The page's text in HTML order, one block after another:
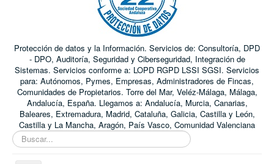
Protección de datos y la Información. Servicios de: Consultoría, DPD
- DPO, Auditoría, Seguridad y Ciberseguridad, Integración de
Sistemas. Servicios conforme a: LOPD RGPD LSSI SGSI. Servicios
para: Autónomos, Pymes, Empresas, Administradores de Fincas,
Comunidades de Propietarios. Torre del Mar, Veléz-Málaga, Málaga,
Andalucía, España. Llegamos a: Andalucía, Murcia, Canarias,
Baleares, Extremadura, Madrid, Cataluña, Galicia, Castilla y León,
Castilla y La Mancha, Aragón, País Vasco, Comunidad Valenciana
Buscar...